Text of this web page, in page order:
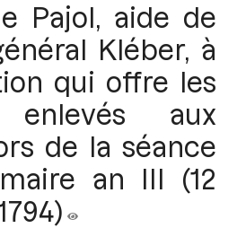
Pajol, aide de
Kléber, à
qui offre les
enlevés aux
de la séance
an III (12